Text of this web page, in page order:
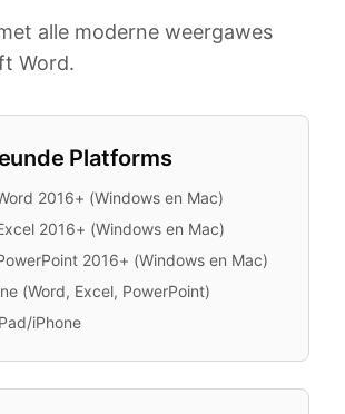
alle moderne weergawes
Word.
Platforms
2016+ (Windows en Mac)
2016+ (Windows en Mac)
2016+ (Windows en Mac)
(Word, Excel, PowerPoint)
iPhone